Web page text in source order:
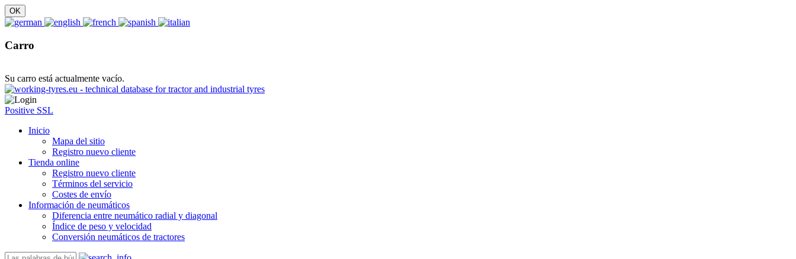
Carro
Su carro está actualmente vacío.
Positive SSL
Inicio
Mapa del sitio
Registro nuevo cliente
Tienda online
Registro nuevo cliente
Términos del servicio
Costes de envío
Información de neumáticos
Diferencia entre neumático radial y diagonal
Índice de peso y velocidad
Conversión neumáticos de tractores